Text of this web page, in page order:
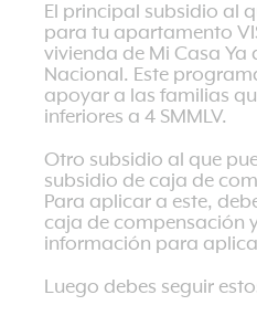
El principal subsidio al
para tu apartamento
vivienda de Mi Casa Ya
Nacional. Este
apoyar a las familias
inferiores a 4 SMMLV.
Otro subsidio al que
subsidio de caja de
Para aplicar a este,
caja de compensación
información para
Luego debes seguir